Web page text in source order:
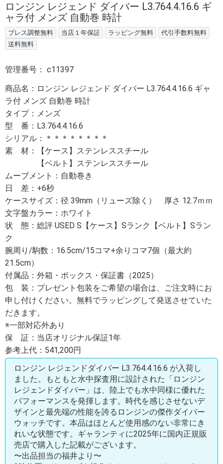
ロンジン レジェンド ダイバー L3.764.4.16.6 ギ
ャラ付 メンズ 自動巻 時計
ブレス調整無料 当店１年保証 ラッピング無料
代引手数料無料
送料無料
管理番号： c11397
商品名：ロンジン レジェンド ダイバー L3.764.4.16.6 ギャ
ラ付 メンズ 自動巻 時計
タイプ：メンズ
型 番：L3.764.4.16.6
シリアル：＊＊＊＊＊＊＊＊
素 材：【ケース】ステンレススチール
【ベルト】ステンレススチール
ムーブメント：自動巻き
日 差：+6秒
ケースサイズ：径 39mm（リューズ除く） 厚さ 12.7ｍｍ
文字盤カラー：ホワイト
状 態：総評 USED S【ケース】Sランク【ベルト】Sラン
ク
腕周り/駒数：16.5cm/15コマ+余りコマ7個（最大約
21.5cm）
付属品：外箱・ボックス・保証書（2025）
包 装：プレゼント包装をご希望の場合は、ご注文時にお
申し付けください。無料でラッピングして発送させていた
だきます。
※一部対応外あり
保 証：当店オリジナル保証1年
参考上代：541,200円
ロンジン レジェンドダイバー L3.764.4.16.6 が入荷し
ました。もともと水中探査用に設計された「ロンジン
レジェンドダイバー」は、陸上でも水中同様に優れた
パフォーマンスを発揮します。時代を感じさせないデ
ザインと最先端の性能を誇るロンジンの傑作ダイバー
ウォッチです。本品はほとんど使用感のない非常にき
れいな状態です。ギャランティに2025年に国内正規販
売店で購入した記載がございます。
〜出品担当の福井より〜